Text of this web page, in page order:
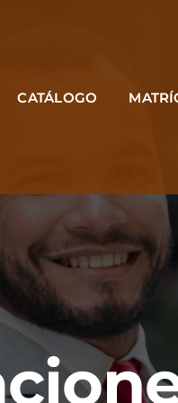
CATÁLOGO